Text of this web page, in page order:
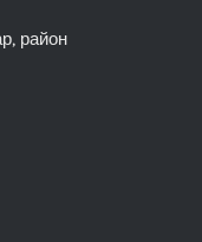
район